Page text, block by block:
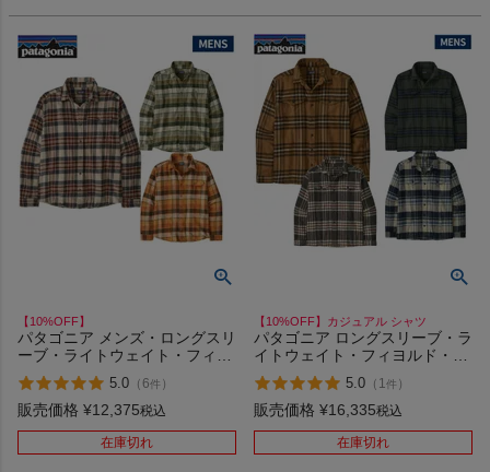
【10%OFF】
パタゴニア メンズ・ロングスリ
ーブ・ライトウェイト・フィヨ
ルド・フランネル・シャツ
PATAGONIA MS L/S LW
FJORD FLANNEL SHIRT
5.0 （ 6件 ）
販売価格 ¥12,375税込
在庫切れ
【10%OFF】カジュアル シャツ
パタゴニア ロングスリーブ・ラ
イトウェイト・フィヨルド・フ
ランネル・シャツ PATAGONIA
MS FJORD FLANNEL SHIRT
5.0 （ 1件 ）
販売価格 ¥16,335税込
在庫切れ